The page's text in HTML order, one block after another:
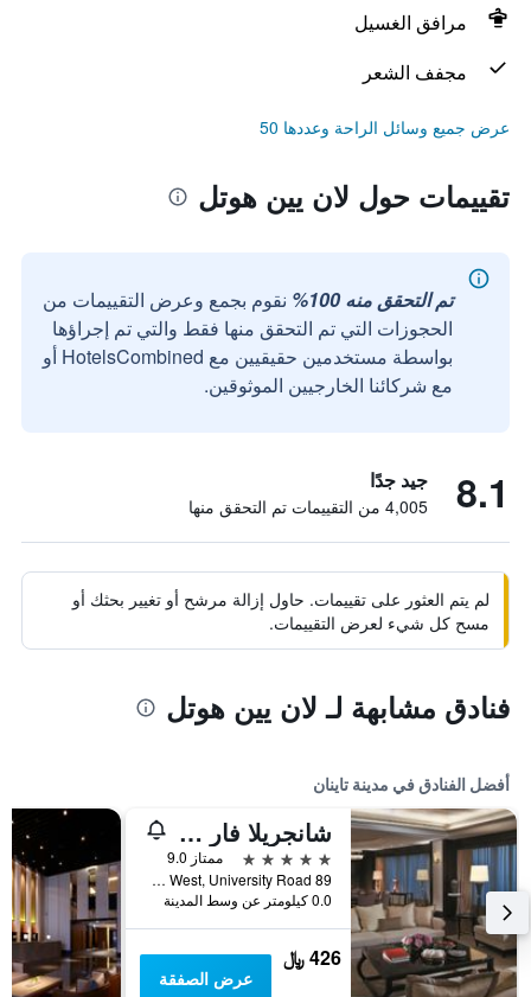
مرافق الغسيل
مجفف الشعر
عرض جميع وسائل الراحة وعددها 50
تقييمات حول لان يين هوتل
تم التحقق منه 100%
نقوم بجمع وعرض التقييمات من
الحجوزات التي تم التحقق منها فقط والتي تم إجراؤها
بواسطة مستخدمين حقيقيين مع HotelsCombined أو
مع شركائنا الخارجيين الموثوقين.
8.1 جيد جدًا
4,005 من التقييمات تم التحقق منها
لم يتم العثور على تقييمات. حاول إزالة مرشح أو تغيير بحثك أو
مسح كل شيء لعرض التقييمات.
فنادق مشابهة لـ لان يين هوتل
أفضل الفنادق في مدينة تاينان
شانجريلا فار إيسترن تاينان
5 نجوم
ممتاز 9.0
89 Section West, University Road, مدينة تاينان, تايوان
0.0 كيلومتر عن وسط المدينة
426 ﷼
عرض الصفقة